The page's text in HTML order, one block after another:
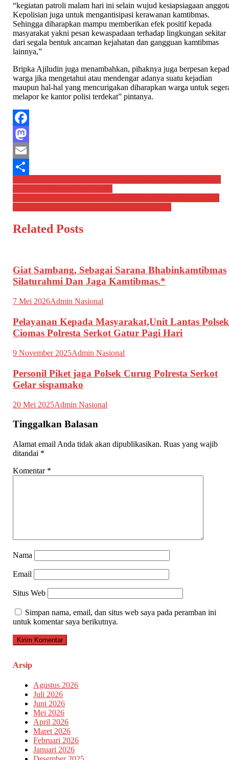
“kegiatan patroli malam hari ini selain wujud kesiapsiagaan
Kepolisian juga untuk mengantisipasi kerawanan kamtibmas.
Sehingga diharapkan mampu memberikan efek positif kepada
masyarakat yakni pesan kewaspadaan terhadap lingkungan sekitar
dari segala bentuk ancaman kejahatan dan gangguan kamtibmas
lainnya,”
Bripka Ajiludin juga menambahkan, pihaknya juga berpesan
warga jika mengetahui atau mendengar adanya suatu kejadian
maupun hal-hal yang mencurigakan diharapkan warga untuk
melapor ke kantor polisi terdekat” pintanya.
Facebook
Mastodon
Email
Share
Navigasi
pos
Related Posts
Giat Sambang, Sebagai Sarana Bhabinkamtibmas
Silaturahmi Dan Jaga Kamtibmas.*
7 Mei 2026Admin Nasional
Pelayanan Kepada Masyarakat,Unit Lantas Polsek
Ciomas Polresta Serkot Gatur Pagi Hari
9 November 2025Admin Nasional
Personil Piket jaga Polsek Curug Polresta Serkot
Gelar sispamako
20 Mei 2025Admin Nasional
Tinggalkan Balasan
Alamat email Anda tidak akan dipublikasikan. Ruas yang wajib
ditandai *
Komentar *
Nama
Email
Situs Web
Simpan nama, email, dan situs web saya pada peramban ini
untuk komentar saya berikutnya.
Arsip
Agustus 2026
Juli 2026
Juni 2026
Mei 2026
April 2026
Maret 2026
Februari 2026
Januari 2026